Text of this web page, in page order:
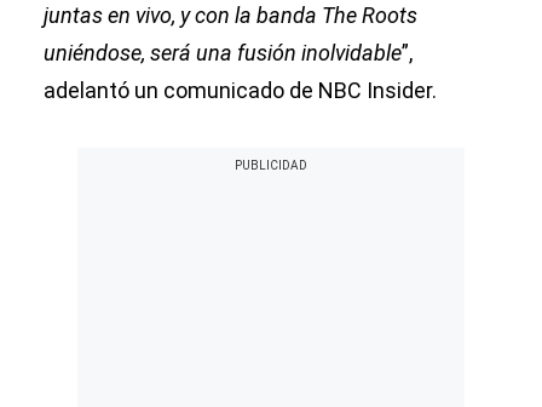
juntas en vivo, y con la banda The Roots
uniéndose, será una fusión inolvidable”,
adelantó un comunicado de NBC Insider.